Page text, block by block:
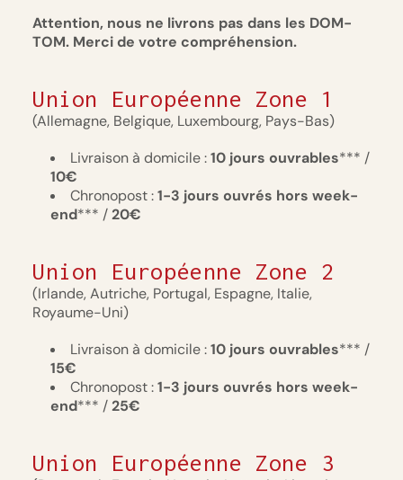
Attention, nous ne livrons pas dans les DOM-
TOM. Merci de votre compréhension.
Union Européenne Zone 1
(Allemagne, Belgique, Luxembourg, Pays-Bas)
Livraison à domicile :10 jours ouvrables*** /
10€
Chronopost :1-3 jours ouvrés hors week-
end*** /20€
Union Européenne Zone 2
(Irlande, Autriche, Portugal, Espagne, Italie,
Royaume-Uni)
Livraison à domicile :10 jours ouvrables*** /
15€
Chronopost :1-3 jours ouvrés hors week-
end*** /25€
Union Européenne Zone 3